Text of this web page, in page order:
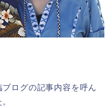
ログの記事内容を呼ん